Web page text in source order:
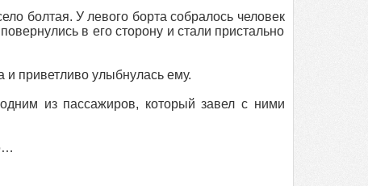
болтая. У левого борта собралось человек
в его сторону и стали пристально
приветливо улыбнулась ему.
из пассажиров, который завел с ними